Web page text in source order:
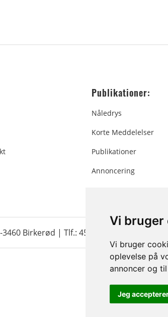
Vi bruger
Vi bruger
oplevelse på
annoncer og
Jeg
Publikationer:
Nåledrys
Korte Meddelelser
Publikationer
Annoncering
Birkerød | Tlf.: 45 35 24 12